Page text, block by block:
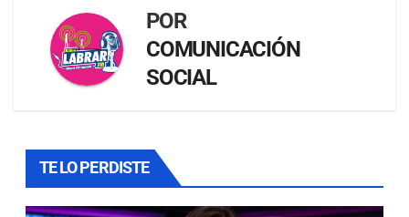
POR
COMUNICACIÓN
SOCIAL
TE LO PERDISTE